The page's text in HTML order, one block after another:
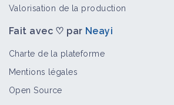
Centaurée rude
Bioagresseur
Valorisation de la production
Fait avec ♡ par Neayi
Charte de la plateforme
Mentions légales
Open Source